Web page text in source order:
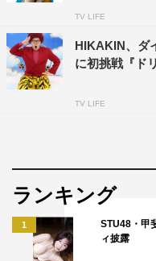
TV LIFE
HIKAKIN、ダ
に初挑戦『ド
TV LIFE
ランキング
1
STU48・甲
ィ披露